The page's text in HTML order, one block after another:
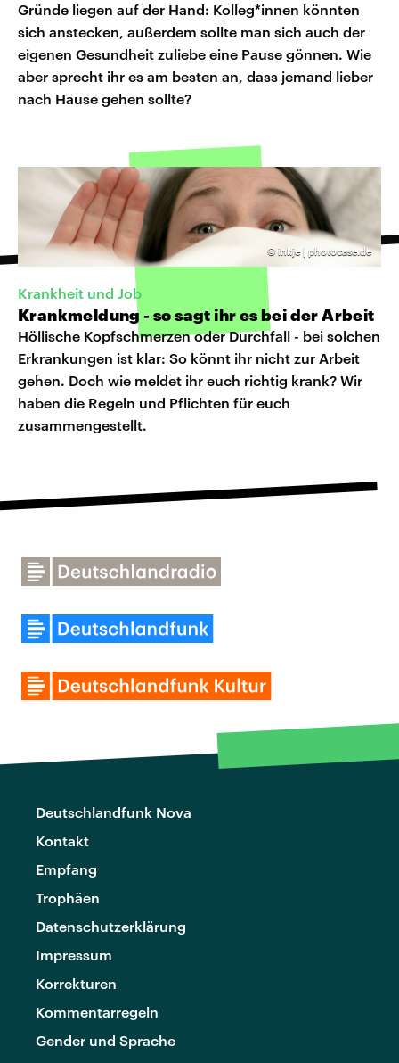
Gründe liegen auf der Hand: Kolleg*innen könnten
sich anstecken, außerdem sollte man sich auch der
eigenen Gesundheit zuliebe eine Pause gönnen. Wie
aber sprecht ihr es am besten an, dass jemand lieber
nach Hause gehen sollte?
© inkje | photocase.de
Krankheit und Job
Krankmeldung - so sagt ihr es bei der Arbeit
Höllische Kopfschmerzen oder Durchfall - bei solchen
Erkrankungen ist klar: So könnt ihr nicht zur Arbeit
gehen. Doch wie meldet ihr euch richtig krank? Wir
haben die Regeln und Pflichten für euch
zusammengestellt.
Deutschlandfunk Nova
Kontakt
Empfang
Trophäen
Datenschutzerklärung
Impressum
Korrekturen
Kommentarregeln
Gender und Sprache